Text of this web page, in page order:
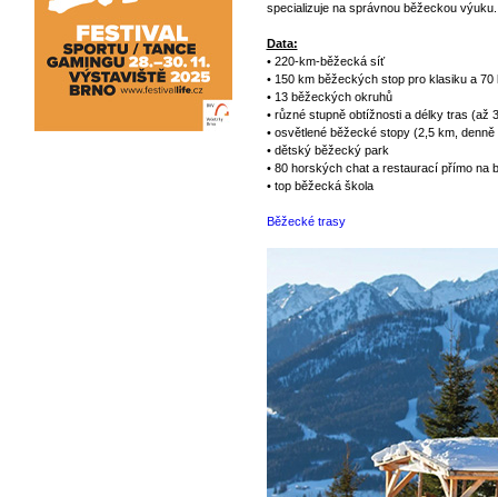
specializuje na správnou běžeckou výuku.
Data:
• 220-km-běžecká síť
• 150 km běžeckých stop pro klasiku a 70
• 13 běžeckých okruhů
• různé stupně obtížnosti a délky tras (až
• osvětlené běžecké stopy (2,5 km, denně
• dětský běžecký park
• 80 horských chat a restaurací přímo na
• top běžecká škola
Běžecké trasy